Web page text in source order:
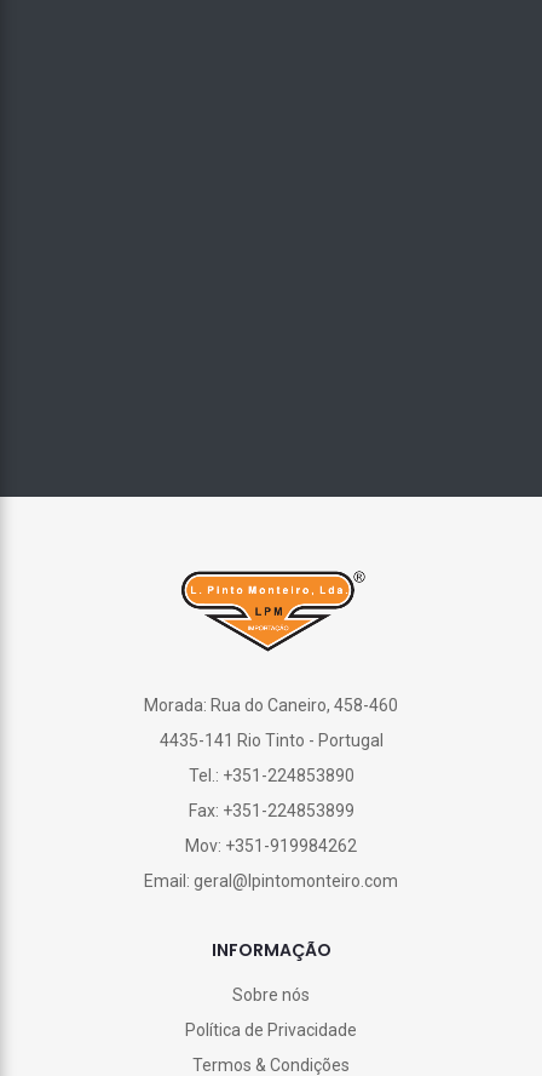
Morada: Rua do Caneiro, 458-460
4435-141 Rio Tinto - Portugal
Tel.: +351-224853890
Fax: +351-224853899
Mov: +351-919984262
Email: geral@lpintomonteiro.com
INFORMAÇÃO
Sobre nós
Política de Privacidade
Termos & Condições